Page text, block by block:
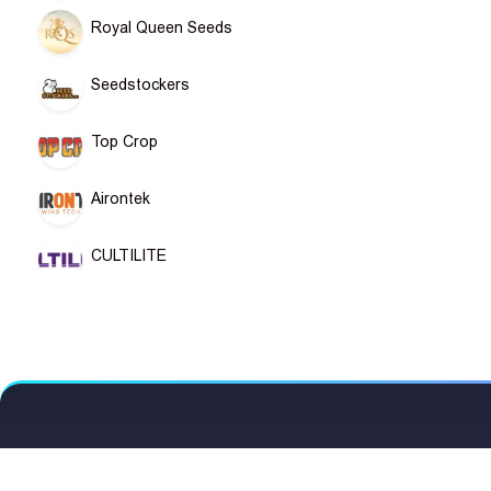
Royal Queen Seeds
Seedstockers
Top Crop
Airontek
CULTILITE